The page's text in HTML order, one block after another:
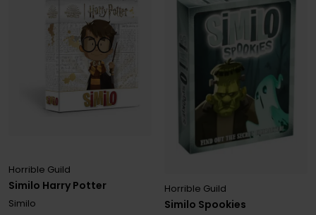
Similo Harry Potter
Horrible Guild
Similo
Similo Spookies
Horrible Guild